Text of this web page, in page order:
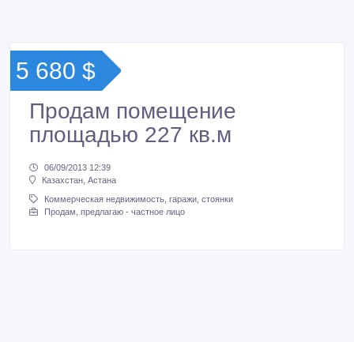
5 680 $
Продам помещение
площадью 227 кв.м
06/09/2013 12:39
Казахстан, Астана
Коммерческая недвижимость, гаражи, стоянки
Продам, предлагаю - частное лицо